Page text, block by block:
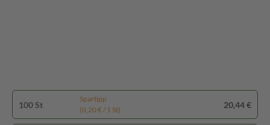
100 St
Spartipp
(0,20 € / 1 St)
20,44 €